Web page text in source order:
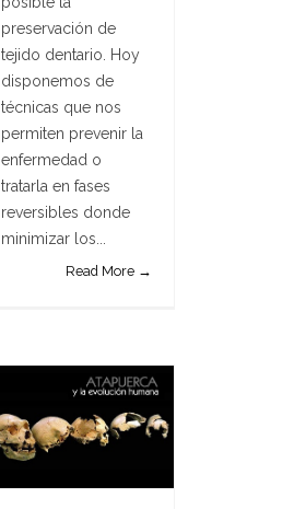
preservación de
tejido dentario. Hoy
disponemos de
técnicas que nos
permiten prevenir la
enfermedad o
tratarla en fases
reversibles donde
minimizar los...
Read More →